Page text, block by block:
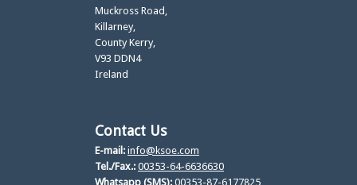
Muckross Road,
Killarney,
County Kerry,
V93 DDN4
Ireland
Contact Us
E-mail: info@ksoe.com
Tel./Fax.: 00353-64-6636630
Whatsapp (SMS): 00353-87-6177825